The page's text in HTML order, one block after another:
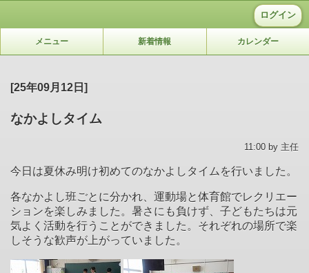
ログイン
メニュー 新着情報 カレンダー
[25年09月12日]
なかよしタイム
11:00 by 主任
今日は夏休み明け初めてのなかよしタイムを行いました。
各なかよし班ごとに分かれ、運動場と体育館でレクリエー
ションを楽しみました。暑さにも負けず、子どもたちは元
気よく活動を行うことができました。それぞれの場所で楽
しそうな歓声が上がっていました。